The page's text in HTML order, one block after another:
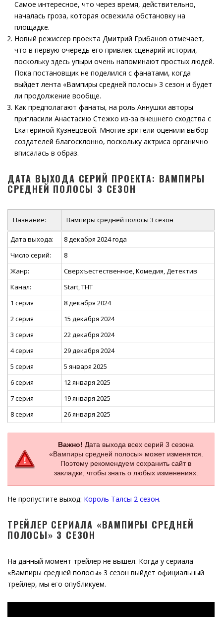
Самое интересное, что через время, действительно,
началась гроза, которая освежила обстановку на
площадке.
Новый режиссер проекта Дмитрий Грибанов отмечает,
что в первую очередь его привлек сценарий истории,
поскольку здесь упыри очень напоминают простых людей.
Пока постановщик не поделился с фанатами, когда
выйдет лента «Вампиры средней полосы» 3 сезон и будет
ли продолжение вообще.
Как предполагают фанаты, на роль Аннушки авторы
пригласили Анастасию Стежко из-за внешнего сходства с
Екатериной Кузнецовой. Многие зрители оценили выбор
создателей благосклонно, поскольку актриса органично
вписалась в образ.
ДАТА ВЫХОДА СЕРИЙ ПРОЕКТА: ВАМПИРЫ
СРЕДНЕЙ ПОЛОСЫ 3 СЕЗОН
Название: Вампиры средней полосы 3 сезон
Дата выхода:
8 декабря 2024 года
Число серий:
8
Жанр:
Сверхъестественное, Комедия, Детектив
Канал:
Start, ТНТ
1 серия
8 декабря 2024
2 серия
15 декабря 2024
3 серия
22 декабря 2024
4 серия
29 декабря 2024
5 серия
5 января 2025
6 серия
12 января 2025
7 серия
19 января 2025
8 серия
26 января 2025
Важно! Дата выхода всех серий 3 сезона
«Вампиры средней полосы» может изменятся.
Поэтому рекомендуем сохранить сайт в
закладки, чтобы знать о любых изменениях.
Не пропустите выход: Король Талсы 2 сезон.
ТРЕЙЛЕР СЕРИАЛА «ВАМПИРЫ СРЕДНЕЙ
ПОЛОСЫ» 3 СЕЗОН
На данный момент трейлер не вышел. Когда у сериала
«Вампиры средней полосы» 3 сезон выйдет официальный
трейлер, мы его опубликуем.